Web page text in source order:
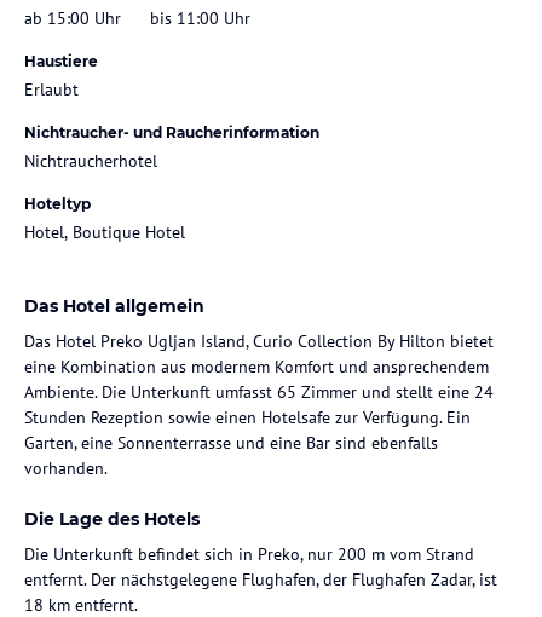
ab 15:00 Uhr bis 11:00 Uhr
Haustiere
Erlaubt
Nichtraucher- und Raucherinformation
Nichtraucherhotel
Hoteltyp
Hotel, Boutique Hotel
Das Hotel allgemein
Das Hotel Preko Ugljan Island, Curio Collection By Hilton bietet
eine Kombination aus modernem Komfort und ansprechendem
Ambiente. Die Unterkunft umfasst 65 Zimmer und stellt eine 24
Stunden Rezeption sowie einen Hotelsafe zur Verfügung. Ein
Garten, eine Sonnenterrasse und eine Bar sind ebenfalls
vorhanden.
Die Lage des Hotels
Die Unterkunft befindet sich in Preko, nur 200 m vom Strand
entfernt. Der nächstgelegene Flughafen, der Flughafen Zadar, ist
18 km entfernt.